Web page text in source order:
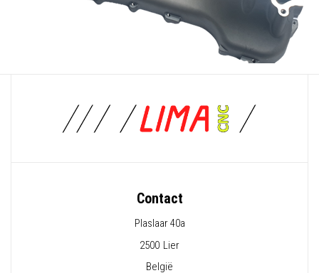
Contact
Plaslaar 40a
2500 Lier
België